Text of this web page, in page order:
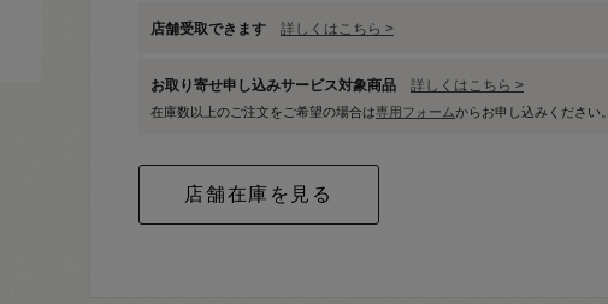
店舗受取できます 詳しくはこちら >
お取り寄せ申し込みサービス対象商品 詳しくはこちら >
在庫数以上のご注文をご希望の場合は専用フォームからお申し込みください。